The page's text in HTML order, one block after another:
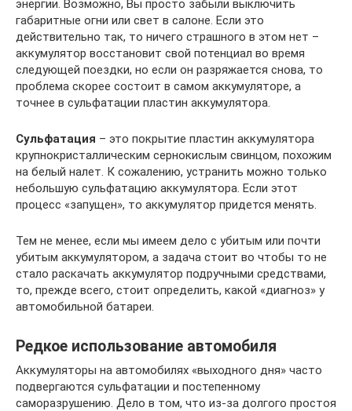
энергии. Возможно, Вы просто забыли выключить
габаритные огни или свет в салоне. Если это
действительно так, то ничего страшного в этом нет –
аккумулятор восстановит свой потенциал во время
следующей поездки, но если он разряжается снова, то
проблема скорее состоит в самом аккумуляторе, а
точнее в сульфатации пластин аккумулятора.
Сульфатация – это покрытие пластин аккумулятора
крупнокристаллическим сернокислым свинцом, похожим
на белый налет. К сожалению, устранить можно только
небольшую сульфатацию аккумулятора. Если этот
процесс «запущен», то аккумулятор придется менять.
Тем не менее, если мы имеем дело с убитым или почти
убитым аккумулятором, а задача стоит во чтобы то не
стало раскачать аккумулятор подручными средствами,
то, прежде всего, стоит определить, какой «диагноз» у
автомобильной батареи.
Редкое использование автомобиля
Аккумуляторы на автомобилях «выходного дня» часто
подвергаются сульфатации и постепенному
саморазрушению. Дело в том, что из-за долгого простоя